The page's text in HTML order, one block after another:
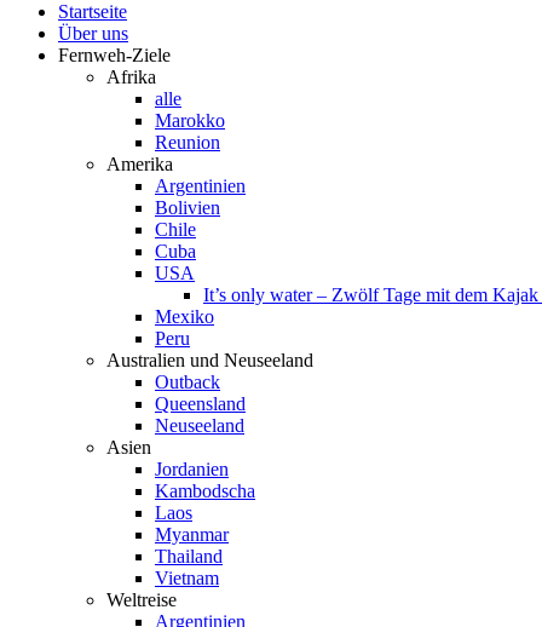
Startseite
Über uns
Fernweh-Ziele
Afrika
alle
Marokko
Reunion
Amerika
Argentinien
Bolivien
Chile
Cuba
USA
It’s only water – Zwölf Tage mit dem
Mexiko
Peru
Australien und Neuseeland
Outback
Queensland
Neuseeland
Asien
Jordanien
Kambodscha
Laos
Myanmar
Thailand
Vietnam
Weltreise
Argentinien